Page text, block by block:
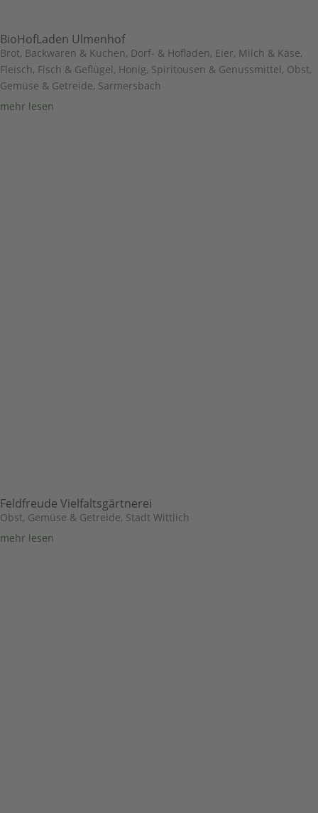
BioHofLaden Ulmenhof
Brot, Backwaren & Kuchen, Dorf- & Hofladen, Eier, Milch & Käse,
Fleisch, Fisch & Geflügel, Honig, Spiritousen & Genussmittel, Obst,
Gemüse & Getreide, Sarmersbach
mehr lesen
Feldfreude Vielfaltsgärtnerei
Obst, Gemüse & Getreide, Stadt Wittlich
mehr lesen